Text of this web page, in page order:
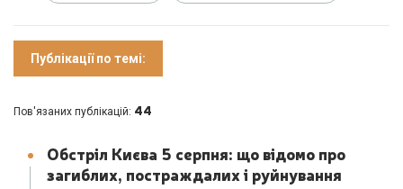
Публікації по темі:
Пов'язаних публікацій: 44
Обстріл Києва 5 серпня: що відомо про
загиблих, постраждалих і руйнування